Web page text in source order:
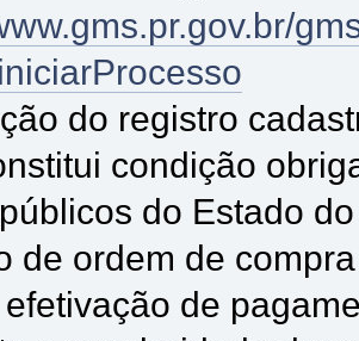
do registro
condição
do Estado
de ordem de
de